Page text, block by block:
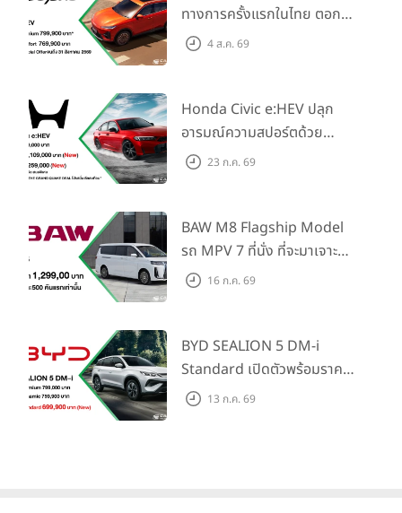
ทางการครั้งแรกในไทย ตอกย้ำ
วิสัยทัศน์ “Drive Your
4 ส.ค. 69
Honda Civic e:HEV ปลุก
อารมณ์ความสปอร์ตด้วย
Honda S+ Shift ครั้งแรกใน
Traffic Monitor เพียงจอง
ภายใน 31 ก.ค. 2569 รับบัตร
น้ำมันมูลค่า 10,000 บาท
23 ก.ค. 69
BAW M8 Flagship Model
รถ MPV 7 ที่นั่ง ที่จะมาเจาะ
ตลาดครอบครัวและองค์กรยุค
แรก)
16 ก.ค. 69
BYD SEALION 5 DM-i
Standard เปิดตัวพร้อมราคา
คาดการณ์ 699,900 บาท รุ่น
13 ก.ค. 69